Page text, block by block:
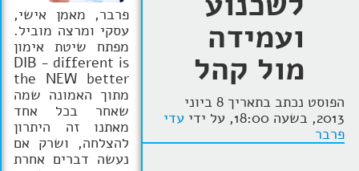
פרבר, מאמן אישי,
עסקי ומרצה מוביל.
מפתח שיטת אימון
DIB - different is
the NEW better
מתוך האמונה שמה
שאחר בכל אחד
מאתנו זה היתרון
להצלחה, ושרק אם
נעשה דברים אחרת
ועמידה
מול קהל
הפוסט נכתב בתאריך 8 ביוני
2013, בשעה 18:00, על ידי
עדי
פרבר